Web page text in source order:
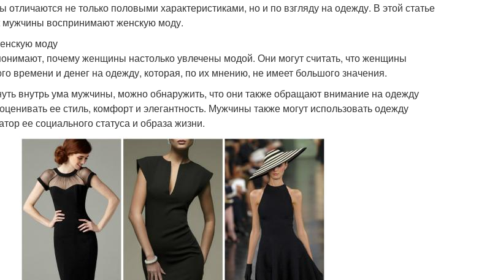
не только половыми характеристиками, но и по взгляду на одежду. В этой статье
воспринимают женскую моду.
моду
почему женщины настолько увлечены модой. Они могут считать, что женщины
времени и денег на одежду, которая, по их мнению, не имеет большого значения.
внутрь ума мужчины, можно обнаружить, что они также обращают внимание на одежду
ее стиль, комфорт и элегантность. Мужчины также могут использовать одежду
ее социального статуса и образа жизни.